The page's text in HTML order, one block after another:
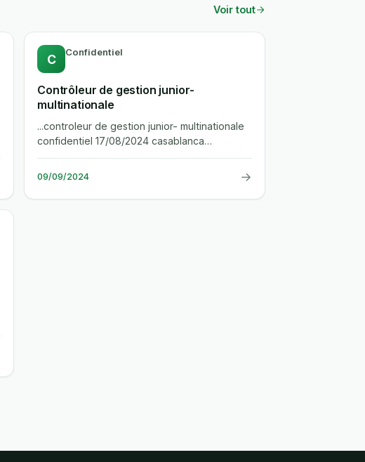
Voir tout
C Confidentiel
Contrôleur de gestion junior-
multinationale
...controleur de gestion junior- multinationale
confidentiel 17/08/2024 casablanca
entreprise atires partners est un...
09/09/2024 →